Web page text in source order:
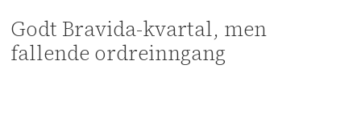
Godt Bravida-kvartal, men
fallende ordreinngang